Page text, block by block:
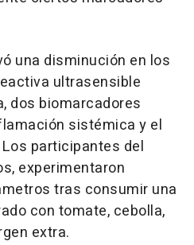
una disminución en los
ultrasensible
dos biomarcadores
sistémica y el
participantes del
experimentaron
tras consumir una
con tomate, cebolla,
extra.